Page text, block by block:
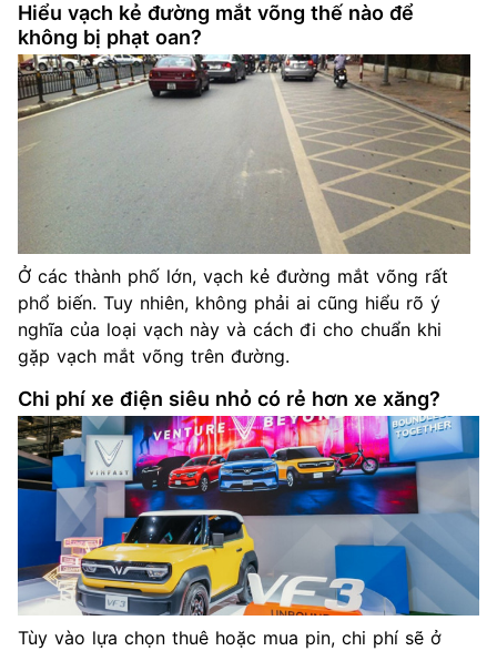
Hiểu vạch kẻ đường mắt võng thế nào để
không bị phạt oan?
Ở các thành phố lớn, vạch kẻ đường mắt võng rất
phổ biến. Tuy nhiên, không phải ai cũng hiểu rõ ý
nghĩa của loại vạch này và cách đi cho chuẩn khi
gặp vạch mắt võng trên đường.
Chi phí xe điện siêu nhỏ có rẻ hơn xe xăng?
Tùy vào lựa chọn thuê hoặc mua pin, chi phí sẽ ở